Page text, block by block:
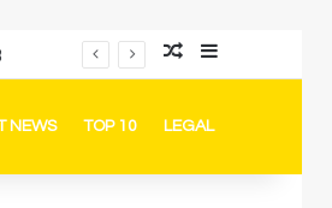
Random Article
Sidebar
NEWS TOP 10 LEGAL